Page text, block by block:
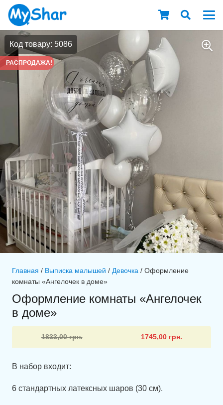
Код товару: 5086
РАСПРОДАЖА!
Главная / Выписка малышей / Девочка / Оформление
комнаты «Ангелочек в доме»
Оформление комнаты «Ангелочек
в доме»
1833,00грн.
Первоначальная
цена
составляла
1745,00 грн.
Текущая
цена:
1745,00 грн..
В набор входит:
6 стандартных латексных шаров (30 см).